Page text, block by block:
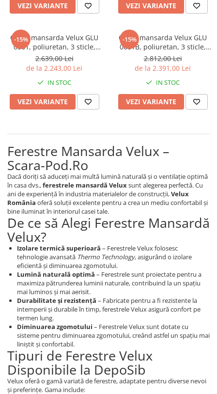
VEZI VARIANTE VEZI VARIANTE
-15%
Geam mansarda Velux GLU
0061, poliuretan, 3 sticle,
maner sus
2.639,00 Lei
de la 2.243,00 Lei
IN STOC
VEZI VARIANTE
-15%
Geam mansarda Velux GLU
0061B, poliuretan, 3 sticle,
maner jos
2.812,00 Lei
de la 2.391,00 Lei
IN STOC
VEZI VARIANTE
Ferestre Mansarda Velux –
Scara-Pod.Ro
Dacă doriți să aduceți mai multă lumină naturală și o ventilație optimă
în casa dvs.,ferestrele mansardă Veluxsunt alegerea perfectă. Cu
ani de experiență în industria materialelor de construcții,Velux
România oferă soluții excelente pentru a crea un mediu confortabil și
bine iluminat în interiorul casei tale.
De ce să Alegi Ferestre Mansardă
Velux?
Izolare termică superioară – Ferestrele Velux folosesc
tehnologie avansată Thermo Technology, asigurând o izolare
eficientă și diminuarea zgomotului.
Lumină naturală optimă – Ferestrele sunt proiectate pentru a
maximiza pătrunderea luminii naturale, contribuind la un spațiu
mai luminos și mai aerisit.
Durabilitate și rezistență – Fabricate pentru a fi rezistente la
intemperii și durabile în timp, ferestrele Velux asigură confort pe
termen lung.
Diminuarea zgomotului – Ferestrele Velux sunt dotate cu
sisteme pentru diminuarea zgomotului, creând astfel un spațiu mai
liniștit și confortabil.
Tipuri de Ferestre Velux
Disponibile la DepoSib
Velux oferă o gamă variată de ferestre, adaptate pentru diverse nevoi
și preferințe. Gama include: